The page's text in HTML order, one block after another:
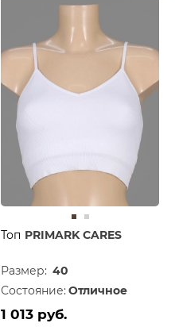
Топ PRIMARK CARES
Размер: 40
Состояние: Отличное
1 013 руб.